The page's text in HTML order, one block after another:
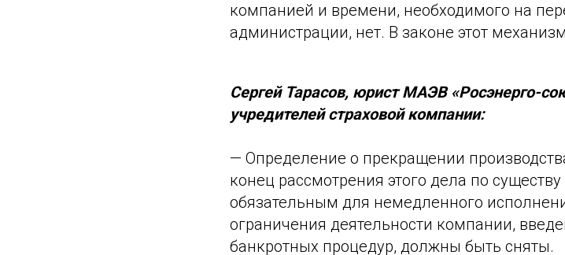
компанией и времени, необходимого на
администрации, нет. В законе этот
Сергей Тарасов, юрист МАЭВ «Росэнерго-
учредителей страховой компании:
— Определение о прекращении
конец рассмотрения этого дела по
обязательным для немедленного
ограничения деятельности компании,
банкротных процедур, должны быть сняты.